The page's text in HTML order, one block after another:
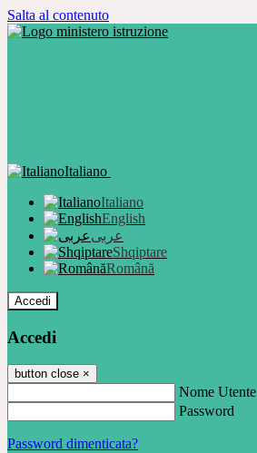
Salta al contenuto
Italiano
Italiano
English
عربى
Shqiptare
Română
Accedi
Accedi
button close ×
Nome Utente
Password
Password dimenticata?